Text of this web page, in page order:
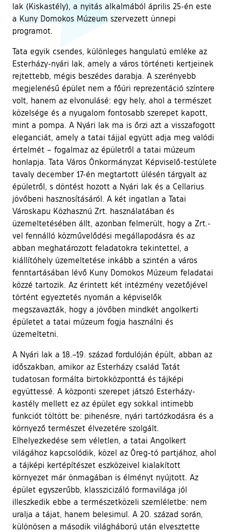
lak (Kiskastély), a nyitás alkalmából április 25-én este
a Kuny Domokos Múzeum szervezett ünnepi
programot.
Tata egyik csendes, különleges hangulatú emléke az
Esterházy-nyári lak, amely a város történeti kertjeinek
rejtettebb, mégis beszédes darabja. A szerényebb
megjelenésű épület nem a főúri reprezentáció színtere
volt, hanem az elvonulásé: egy hely, ahol a természet
közelsége és a nyugalom fontosabb szerepet kapott,
mint a pompa. A Nyári lak ma is őrzi azt a visszafogott
eleganciát, amely a tatai tájjal együtt adja meg valódi
értelmét – fogalmaz az épületről a tatai múzeum
honlapja. Tata Város Önkormányzat Képviselő-testülete
tavaly december 17-én megtartott ülésén tárgyalt az
épületről, s döntést hozott a Nyári lak és a Cellarius
jövőbeni hasznosításáról. A két ingatlan a Tatai
Városkapu Közhasznú Zrt. használatában és
üzemeltetésében állt, azonban felmerült, hogy a Zrt.-
vel fennálló közművelődési megállapodásra és az
abban meghatározott feladatokra tekintettel, a
kiállítóhely üzemeltetése inkább a szintén a város
fenntartásában lévő Kuny Domokos Múzeum feladatai
közzé tartozik. Az érintett két intézmény vezetőjével
történt egyeztetés nyomán a képviselők
megszavazták, hogy a jövőben mindkét angolkerti
épületet a tatai múzeum fogja használni és
üzemeltetni.
A Nyári lak a 18.–19. század fordulóján épült, abban az
időszakban, amikor az Esterházy család Tatát
tudatosan formálta birtokközponttá és tájképi
együttessé. A központi szerepet játszó Esterházy-
kastély mellett ez az épület egy sokkal intimebb
funkciót töltött be: pihenésre, nyári tartózkodásra és a
környező természet élvezetére szolgált.
Elhelyezkedése sem véletlen, a tatai Angolkert
világához kapcsolódik, közel az Öreg-tó partjához, ahol
a tájképi kertépítészet eszközeivel kialakított
környezet már önmagában is élményt nyújtott. Az
épület egyszerűbb, klasszicizáló formavilága jól
illeszkedik ebbe a természetközeli szemléletbe: nem
uralja a tájat, hanem belesimul. A 20. század során,
különösen a második világháború után elvesztette